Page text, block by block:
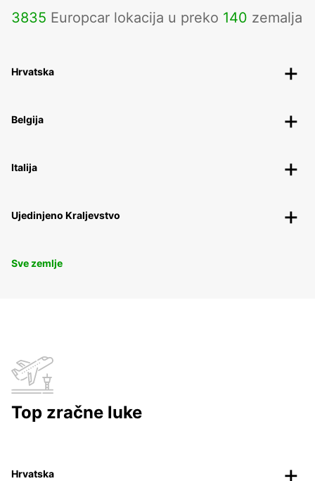
3835 Europcar lokacija u preko 140 zemalja
Hrvatska
Belgija
Italija
Ujedinjeno Kraljevstvo
Sve zemlje
Top zračne luke
Hrvatska